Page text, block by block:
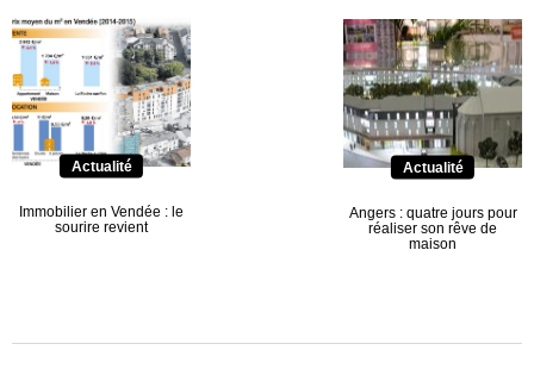
Actualité
Immobilier en Vendée : le
sourire revient
Actualité
Angers : quatre jours pour
réaliser son rêve de
maison